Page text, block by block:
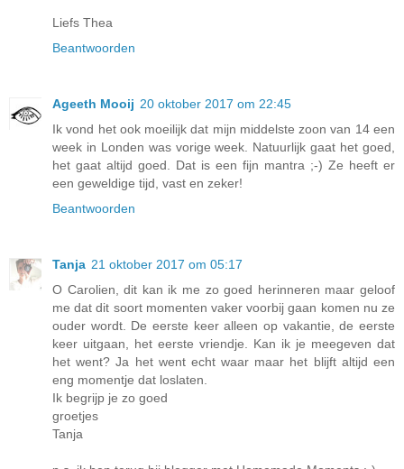
Liefs Thea
Beantwoorden
Ageeth Mooij 20 oktober 2017 om 22:45
Ik vond het ook moeilijk dat mijn middelste zoon van 14 een
week in Londen was vorige week. Natuurlijk gaat het goed,
het gaat altijd goed. Dat is een fijn mantra ;-) Ze heeft er
een geweldige tijd, vast en zeker!
Beantwoorden
Tanja 21 oktober 2017 om 05:17
O Carolien, dit kan ik me zo goed herinneren maar geloof
me dat dit soort momenten vaker voorbij gaan komen nu ze
ouder wordt. De eerste keer alleen op vakantie, de eerste
keer uitgaan, het eerste vriendje. Kan ik je meegeven dat
het went? Ja het went echt waar maar het blijft altijd een
eng momentje dat loslaten.
Ik begrijp je zo goed
groetjes
Tanja